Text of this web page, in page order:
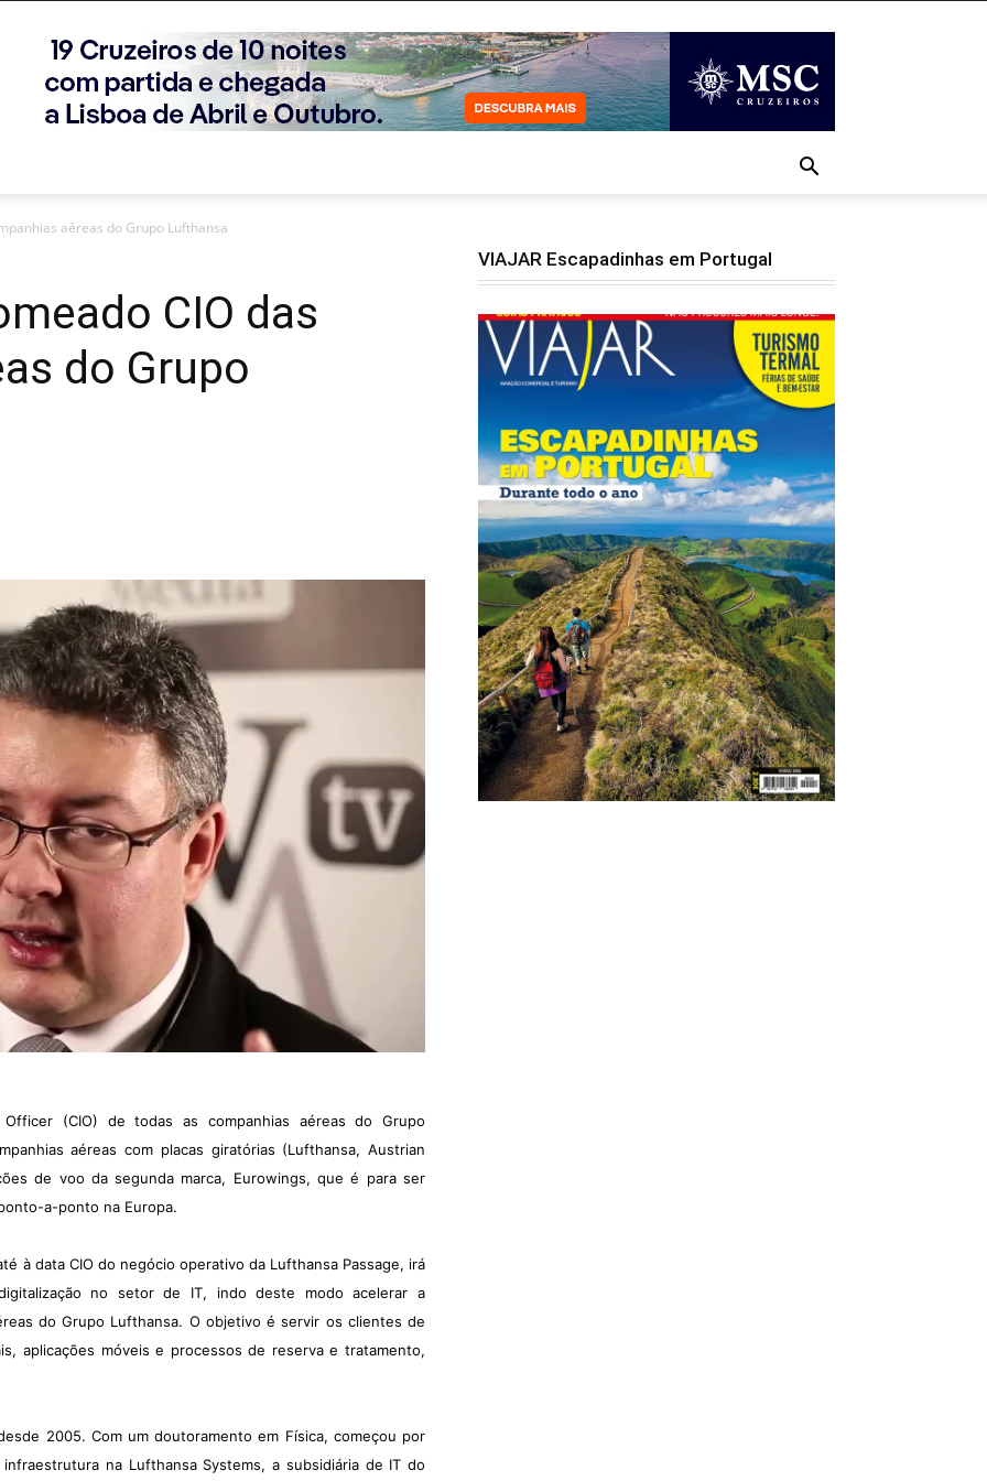
aéreas do Grupo Lufthansa
CIO das
do Grupo
(CIO) de todas as companhias aéreas do Grupo
aéreas com placas giratórias (Lufthansa, Austrian
de voo da segunda marca, Eurowings, que é para ser
a-ponto na Europa.
à data CIO do negócio operativo da Lufthansa Passage, irá
no setor de IT, indo deste modo acelerar a
do Grupo Lufthansa. O objetivo é servir os clientes de
aplicações móveis e processos de reserva e tratamento,
2005. Com um doutoramento em Física, começou por
na Lufthansa Systems, a subsidiária de IT do
VIAJAR Escapadinhas em Portugal